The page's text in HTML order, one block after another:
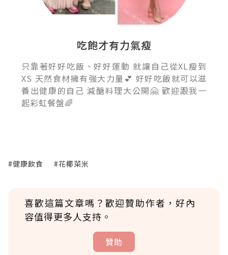
吃飽才有力氣瘦
只靠著好好吃飯、好好運動 就讓自己從XL瘦到
XS 天然食材擁有強大力量💕 好好吃飯就可以滋
養出健康的自己 減醣料理大公開🤗 歡迎跟我一
起彩虹餐盤🌈
#健康飲食 #花椰菜米
喜歡這篇文章嗎？歡迎贊助作者，好內
容值得更多人支持。
贊助